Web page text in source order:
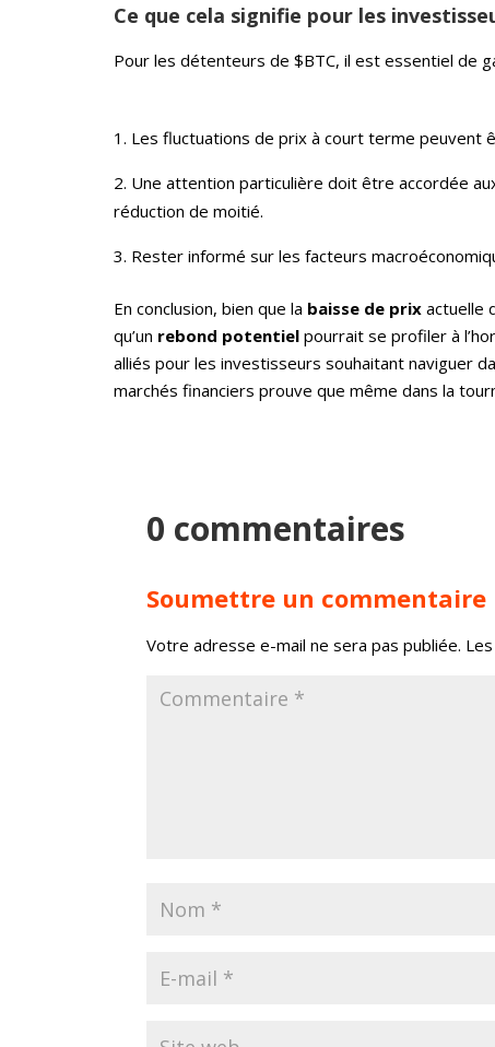
Ce que cela signifie pour les
Pour les détenteurs de $BTC, il est essentiel de
Les fluctuations de prix à court terme peuvent
Une attention particulière doit être accordée
réduction de moitié.
Rester informé sur les facteurs
En conclusion, bien que la baisse de prix actuelle
qu’un rebond potentiel pourrait se profiler à
alliés pour les investisseurs souhaitant naviguer
marchés financiers prouve que même dans la
0 commentaires
Soumettre un commentaire
Votre adresse e-mail ne sera pas publiée.